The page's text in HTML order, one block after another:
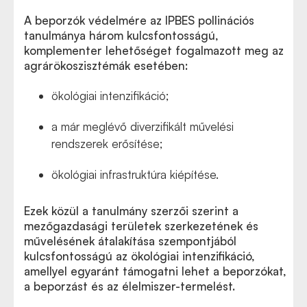
A beporzók védelmére az IPBES pollinációs
tanulmánya három kulcsfontosságú,
komplementer lehetőséget fogalmazott meg az
agrárökoszisztémák esetében:
ökológiai intenzifikáció;
a már meglévő diverzifikált művelési
rendszerek erősítése;
ökológiai infrastruktúra kiépítése.
Ezek közül a tanulmány szerzői szerint a
mezőgazdasági területek szerkezetének és
művelésének átalakítása szempontjából
kulcsfontosságú az ökológiai intenzifikáció,
amellyel egyaránt támogatni lehet a beporzókat,
a beporzást és az élelmiszer-termelést.